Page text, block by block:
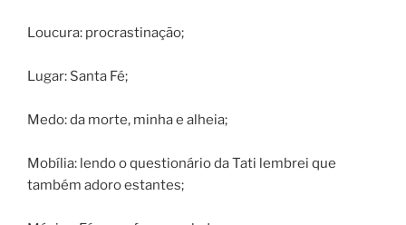
Loucura: procrastinação;
Lugar: Santa Fé;
Medo: da morte, minha e alheia;
Mobília: lendo o questionário da Tati lembrei que
também adoro estantes;